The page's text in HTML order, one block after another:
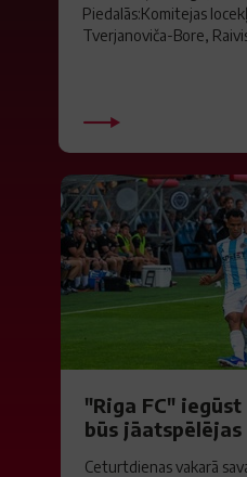
Piedalās:Komitejas
Tverjanoviča-Bore,
"Riga FC" iegūst
būs jāatspēlējas
Ceturtdienas vakarā